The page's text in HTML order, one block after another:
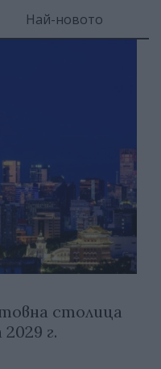
Най-новото
столица
г.